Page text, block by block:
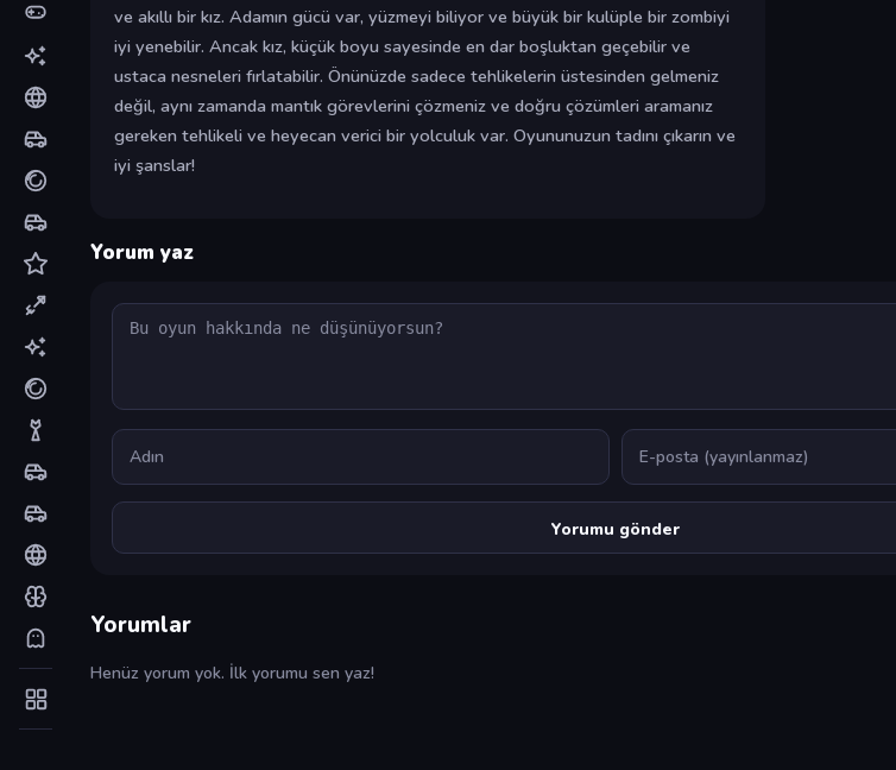
ve akıllı bir kız. Adamın gücü var, yüzmeyi biliyor ve büyük bir kulüple bir zombiyi
iyi yenebilir. Ancak kız, küçük boyu sayesinde en dar boşluktan geçebilir ve
ustaca nesneleri fırlatabilir. Önünüzde sadece tehlikelerin üstesinden gelmeniz
değil, aynı zamanda mantık görevlerini çözmeniz ve doğru çözümleri aramanız
gereken tehlikeli ve heyecan verici bir yolculuk var. Oyununuzun tadını çıkarın ve
iyi şanslar!
Yorum yaz
Yorum
Ad E-posta
Yorumlar
Henüz yorum yok. İlk yorumu sen yaz!